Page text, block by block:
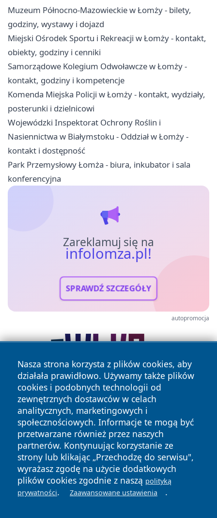
Muzeum Północno-Mazowieckie w Łomży - bilety,
godziny, wystawy i dojazd
Miejski Ośrodek Sportu i Rekreacji w Łomży - kontakt,
obiekty, godziny i cenniki
Samorządowe Kolegium Odwoławcze w Łomży -
kontakt, godziny i kompetencje
Komenda Miejska Policji w Łomży - kontakt, wydziały,
posterunki i dzielnicowi
Wojewódzki Inspektorat Ochrony Roślin i
Nasiennictwa w Białymstoku - Oddział w Łomży -
kontakt i dostępność
Park Przemysłowy Łomża - biura, inkubator i sala
konferencyjna
Zareklamuj się na
infolomza.pl!
SPRAWDŹ SZCZEGÓŁY
autopromocja
Nasza strona korzysta z plików cookies, aby
działała prawidłowo. Używamy także plików
cookies i podobnych technologii od
zewnętrznych dostawców w celach
analitycznych, marketingowych i
społecznościowych. Informacje te mogą być
przetwarzane również przez naszych
partnerów. Kontynuując korzystanie ze
strony lub klikając „Przechodzę do serwisu",
wyrażasz zgodę na użycie dodatkowych
plików cookies zgodnie z naszą polityką
prywatności. Zaawansowane ustawienia .
Copyright © 2026 infolomza.pl Wszystkie prawa zastrzeżone.
News Autorzy
Polityka
Prywatności
Polityka
Cookies